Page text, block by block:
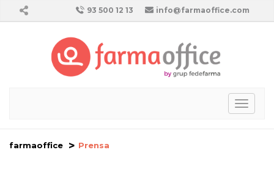
93 500 12 13 info@farmaoffice.com
farmaoffice Prensa